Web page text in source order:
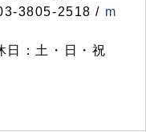
3805-2518 / m
日：土・日・祝